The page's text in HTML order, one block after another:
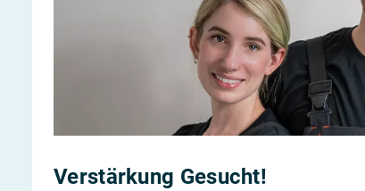
Verstärkung Gesucht!